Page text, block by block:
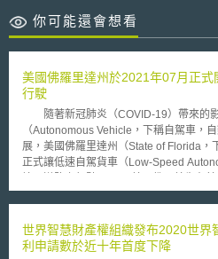
你可能還會想看
美國佛羅里達州於2021年07月正
行駛
隨著新冠肺炎（COVID-19）帶來的
（Autonomous Vehicle，下稱自駕車，
展，美國佛羅里達州（State of Florida
正式讓低速自駕貨車（Low-Speed
全州統一性之車輛定義中，新增低速自
（Code of Federal Regulation, CFR）
Vehicle），且須配備頭燈、剎車燈、方
世界智慧財產權組織發布2020世界
利申請數於近十年首度下降